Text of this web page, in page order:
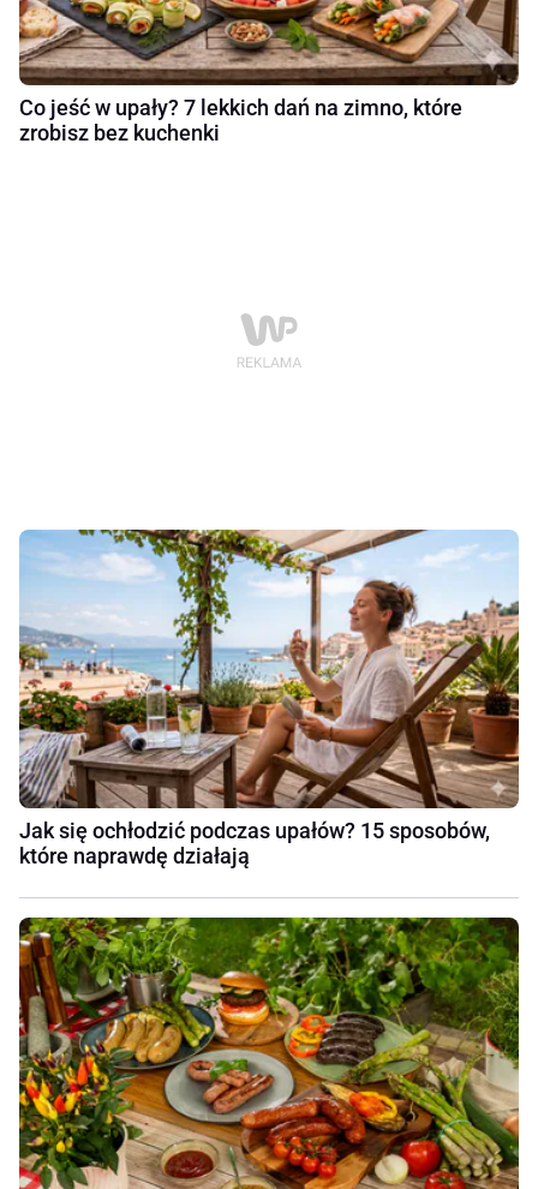
Co jeść w upały? 7 lekkich dań na zimno, które
zrobisz bez kuchenki
Jak się ochłodzić podczas upałów? 15 sposobów,
które naprawdę działają